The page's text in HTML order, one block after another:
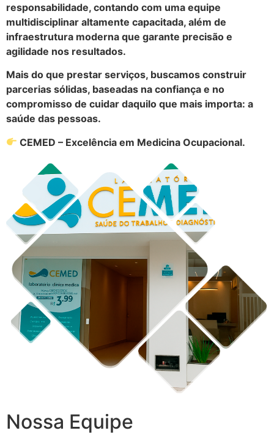
responsabilidade, contando com uma equipe
multidisciplinar altamente capacitada, além de
infraestrutura moderna que garante precisão e
agilidade nos resultados.
Mais do que prestar serviços, buscamos construir
parcerias sólidas, baseadas na confiança e no
compromisso de cuidar daquilo que mais importa: a
saúde das pessoas.
CEMED – Excelência em Medicina Ocupacional.
Nossa Equipe